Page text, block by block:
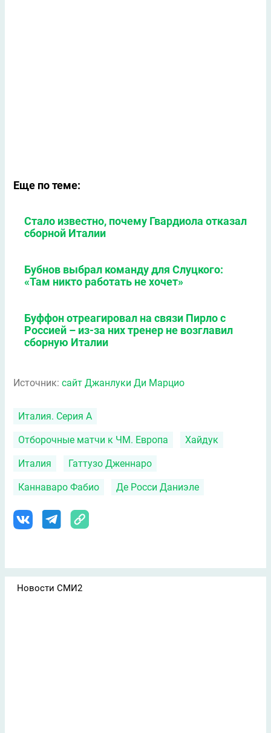
Еще по теме:
Стало известно, почему Гвардиола отказал
сборной Италии
Бубнов выбрал команду для Слуцкого:
«Там никто работать не хочет»
Буффон отреагировал на связи Пирло с
Россией – из-за них тренер не возглавил
сборную Италии
Источник: сайт Джанлуки Ди Марцио
Италия. Серия А
Отборочные матчи к ЧМ. Европа Хайдук
Италия Гаттузо Дженнаро
Каннаваро Фабио Де Росси Даниэле
Новости СМИ2